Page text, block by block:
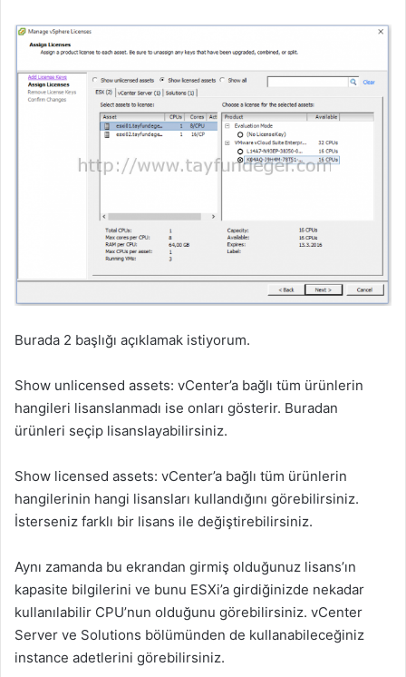
Burada 2 başlığı açıklamak istiyorum.
Show unlicensed assets: vCenter’a bağlı tüm ürünlerin
hangileri lisanslanmadı ise onları gösterir. Buradan
ürünleri seçip lisanslayabilirsiniz.
Show licensed assets: vCenter’a bağlı tüm ürünlerin
hangilerinin hangi lisansları kullandığını görebilirsiniz.
İsterseniz farklı bir lisans ile değiştirebilirsiniz.
Aynı zamanda bu ekrandan girmiş olduğunuz lisans’ın
kapasite bilgilerini ve bunu ESXi’a girdiğinizde nekadar
kullanılabilir CPU’nun olduğunu görebilirsiniz. vCenter
Server ve Solutions bölümünden de kullanabileceğiniz
instance adetlerini görebilirsiniz.